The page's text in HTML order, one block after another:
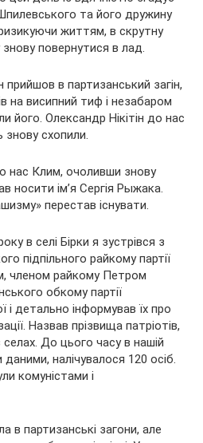
та його дружину
життям, в скрутну
повернутися в лад.
прийшов в партизанський загін,
на висипний тиф і незабаром
його. Олександр Нікітін до нас
знову схопили.
нас Клим, очоливши знову
носити ім’я Сергія Рыжака.
перестав існувати.
в селі Бірки я зустрівся з
підпільного райкому партії
членом райкому Петром
обкому партії
детально інформував їх про
Назвав прізвища патріотів,
селах. До цього часу в нашій
даними, налічувалося 120 осіб.
комуністами і
в партизанські загони, але